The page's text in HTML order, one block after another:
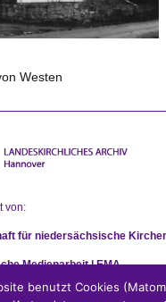
Westen
von:
für niedersächsische
Medienarbeit | EMA
benutzt Cookies